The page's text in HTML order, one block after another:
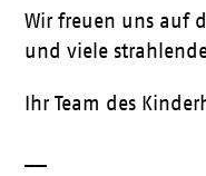
Wir freuen uns auf
und viele
Ihr Team des